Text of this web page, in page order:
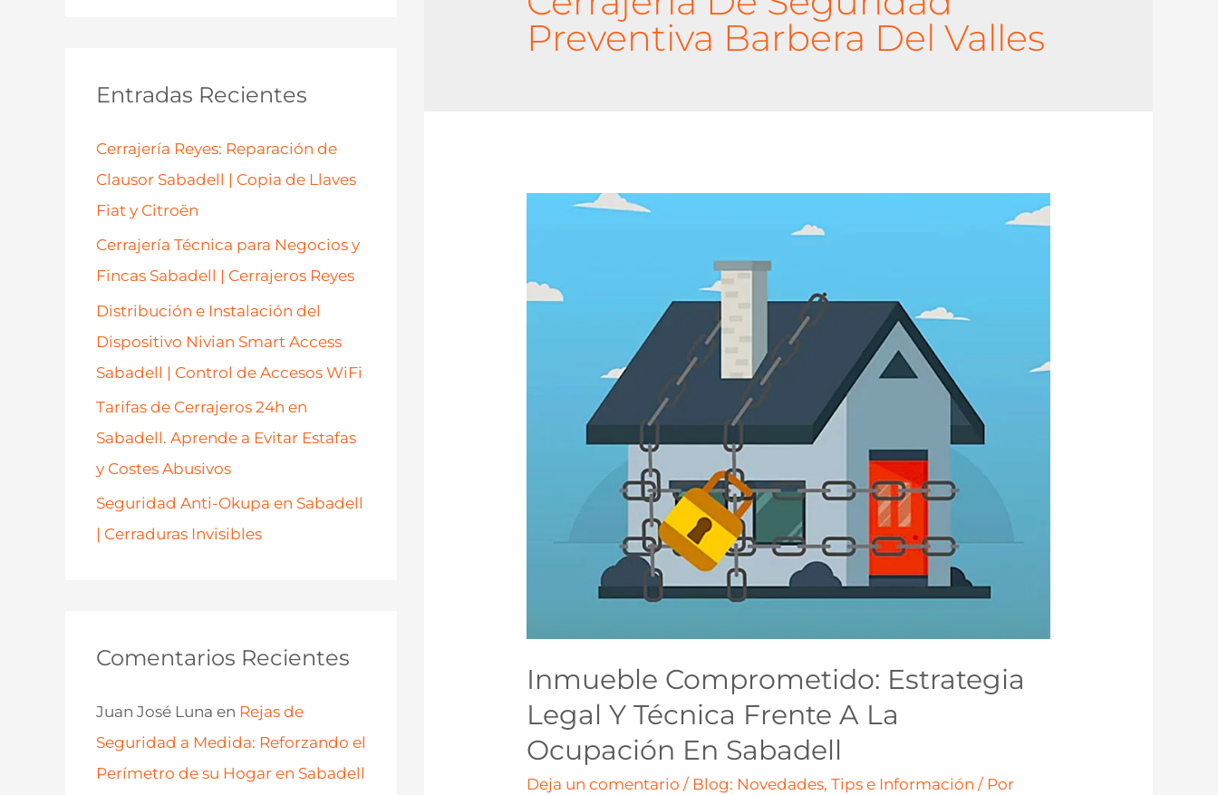
rEntradas Recientes
Cerrajería Reyes: Reparación de
Clausor Sabadell | Copia de Llaves
Fiat y Citroën
Cerrajería Técnica para Negocios y
Fincas Sabadell | Cerrajeros Reyes
Distribución e Instalación del
Dispositivo Nivian Smart Access
Sabadell | Control de Accesos WiFi
Tarifas de Cerrajeros 24h en
Sabadell. Aprende a Evitar Estafas
y Costes Abusivos
Seguridad Anti-Okupa en Sabadell
| Cerraduras Invisibles
Comentarios Recientes
Juan José Luna en Rejas de
Seguridad a Medida: Reforzando el
Perímetro de su Hogar en Sabadell
Preventiva Barbera Del Valles
Inmueble Comprometido: Estrategia
Legal Y Técnica Frente A La
Ocupación En Sabadell
Deja un comentario / Blog: Novedades, Tips e Información / Por